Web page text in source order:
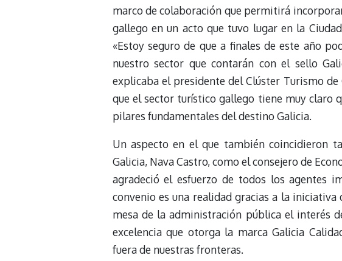
marco de colaboración que permitirá
gallego en un acto que tuvo lugar en la
«Estoy seguro de que a finales de este año
nuestro sector que contarán con el sello
explicaba el presidente del Clúster Turismo de
que el sector turístico gallego tiene muy claro
pilares fundamentales del destino Galicia.
Un aspecto en el que también coincidieron
Galicia, Nava Castro, como el consejero de
agradeció el esfuerzo de todos los agentes
convenio es una realidad gracias a la
mesa de la administración pública el interés
excelencia que otorga la marca Galicia
fuera de nuestras fronteras.